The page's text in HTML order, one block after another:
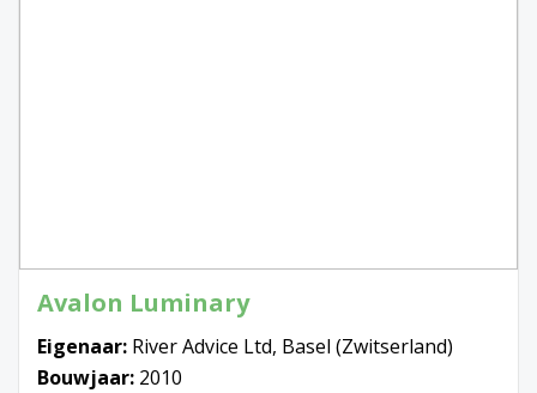
Avalon Luminary
Eigenaar: River Advice Ltd, Basel (Zwitserland)
Bouwjaar: 2010